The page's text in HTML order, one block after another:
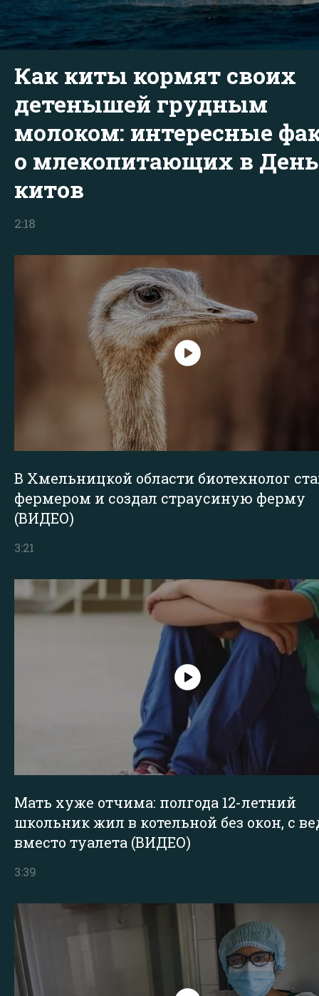
Как киты кормят своих
детенышей грудным
молоком: интересные
о млекопитающих в День
китов
2:18
В Хмельницкой области биотехнолог
фермером и создал страусиную ферму
(ВИДЕО)
3:21
Мать хуже отчима: полгода 12-летний
школьник жил в котельной без окон, с
вместо туалета (ВИДЕО)
3:39